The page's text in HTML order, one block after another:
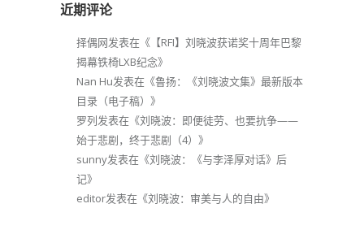
近期评论
择偶网发表在《 【RFI】刘晓波获诺奖十周年巴黎
揭幕铁椅LXB纪念》
Nan Hu发表在《鲁扬：《刘晓波文集》最新版本
目录（电子稿） 》
罗列发表在《刘晓波：即便徒劳、也要抗争——
始于悲剧，终于悲剧（4） 》
sunny发表在《刘晓波：《与李泽厚对话》后
记》
editor发表在《刘晓波：审美与人的自由》